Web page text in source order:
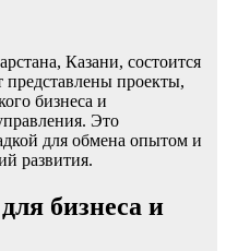
Казани, состоится
представлены проекты,
бизнеса и
Это
для обмена опытом и
развития.
бизнеса и